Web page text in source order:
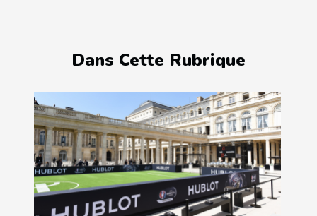
Dans Cette Rubrique